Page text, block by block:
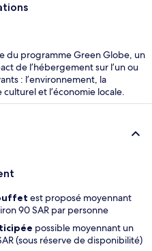
du programme Green Globe, un
de l’hébergement sur l’un ou
: l’environnement, la
et l’économie locale.
est proposé moyennant
90 SAR par personne
possible moyennant un
(sous réserve de disponibilité)